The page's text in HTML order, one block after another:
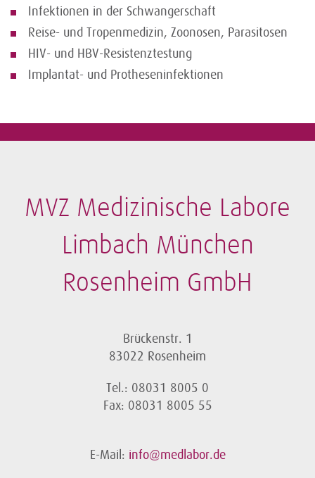
Infektionen in der Schwangerschaft
Reise- und Tropenmedizin, Zoonosen, Parasitosen
HIV- und HBV-Resistenztestung
Implantat- und Protheseninfektionen
MVZ Medizinische Labore
Limbach München
Rosenheim GmbH
Brückenstr. 1
83022 Rosenheim
Tel.: 08031 8005 0
Fax: 08031 8005 55
E-Mail: info@medlabor.de